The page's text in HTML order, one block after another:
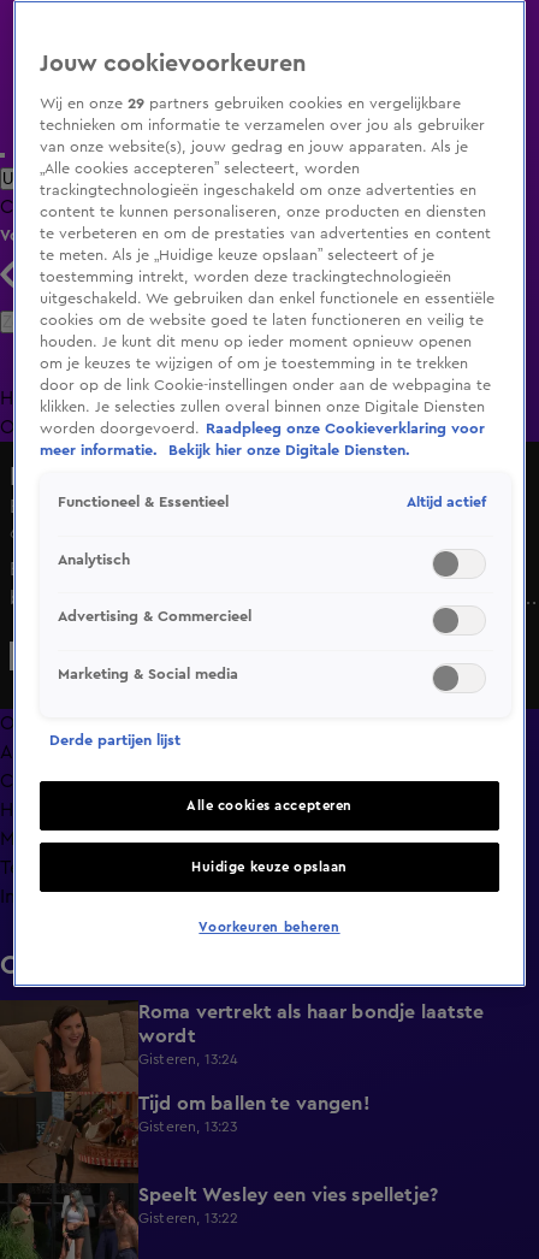
Uitzending Gemist Populaire programma's Zenders Genres
ClipsFilmsRadioSmart TV inlogShop
Volg KIJK
Zoeken
HomeUitzending Gemist Programma's De Bondgenoten
OranjezomerLivestreamsShop
El Che zorgt voor een woede tik bij Emma
6 feb 2025, 13:45
Bonje om een bord. El Che vraagt zich af waarom Emma
borden gebruikt van de Gieren. Emma is van mening dat El
Che zich niet zo druk hoeft te maken hierom maar El Che
bonje in de keuken.
Overzicht
Afleveringen
Clips
Hoe is het nu met?
Macdate met Nick Eshuis
Terugblik
Info
Clips
Roma vertrekt als haar bondje laatste
wordt
Gisteren, 13:24
Tijd om ballen te vangen!
Gisteren, 13:23
0:48 Speelt Wesley een vies spelletje?
Gisteren, 13:22
Jouw cookievoorkeuren
Wij en onze29 partners gebruiken cookies en vergelijkbare
technieken om informatie te verzamelen over jou als gebruiker
van onze website(s), jouw gedrag en jouw apparaten. Als je
„Alle cookies accepteren” selecteert, worden
trackingtechnologieën ingeschakeld om onze advertenties en
content te kunnen personaliseren, onze producten en diensten
te verbeteren en om de prestaties van advertenties en content
te meten. Als je „Huidige keuze opslaan” selecteert of je
toestemming intrekt, worden deze trackingtechnologieën
uitgeschakeld. We gebruiken dan enkel functionele en essentiële
cookies om de website goed te laten functioneren en veilig te
houden. Je kunt dit menu op ieder moment opnieuw openen
om je keuzes te wijzigen of om je toestemming in te trekken
door op de link Cookie-instellingen onder aan de webpagina te
klikken. Je selecties zullen overal binnen onze Digitale Diensten
worden doorgevoerd.
Raadpleeg onze Cookieverklaring voor
meer informatie.
Bekijk hier onze Digitale Diensten.
Functioneel & Essentieel Altijd actief
Analytisch
Advertising & Commercieel
Marketing & Social media
Derde partijen lijst
Alle cookies accepteren
Huidige keuze opslaan
Voorkeuren beheren